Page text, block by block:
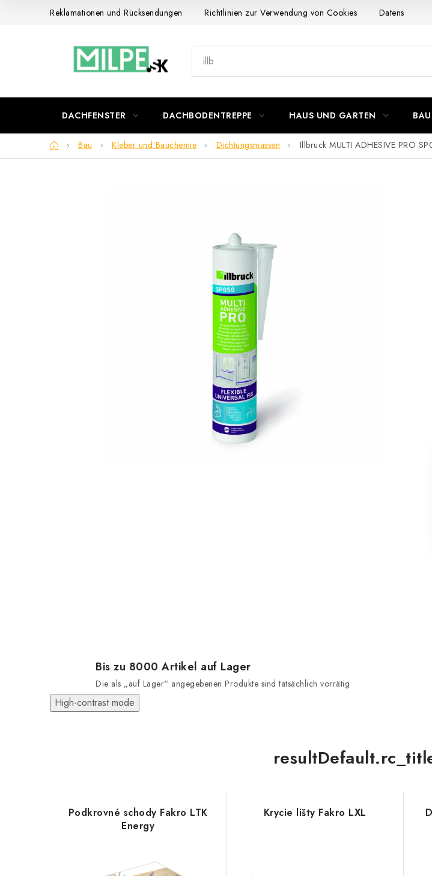
Reklamationen und Rücksendungen Richtlinien zur Verwendung von Cookies
DACHFENSTER DACHBODENTREPPE HAUS UND GARTEN BAU
Startseite
Bau Kleber und Bauchemie Dichtungsmassen Illbruck MULTI ADHESIVE PRO
Bis zu 8000 Artikel auf Lager
Die als „auf Lager“ angegebenen Produkte sind tatsächlich vorrätig
High-contrast mode
Podkrovné schody Fakro LTK
Energy
Krycie lišty Fakro LXL